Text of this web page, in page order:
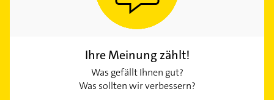
Ihre Meinung zählt!
Was gefällt Ihnen gut?
Was sollten wir verbessern?